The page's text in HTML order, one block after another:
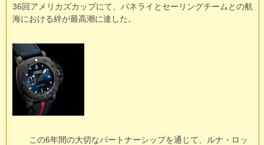
36回アメリカズカップにて、パネライとセーリングチームとの航
海における絆が最高潮に達した。
この6年間の大切なパートナーシップを通じて、ルナ・ロッ